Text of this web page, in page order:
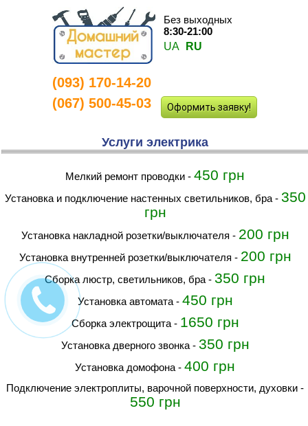
Без выходных
8:30-21:00
UA
RU
(093) 170-14-20
(067) 500-45-03
Оформить заявку!
Услуги электрика
Мелкий ремонт проводки -450 грн
Установка и подключение настенных светильников, бра - 350
грн
Установка накладной розетки/выключателя - 200 грн
Установка внутренней розетки/выключателя - 200 грн
Сборка люстр, светильников, бра -350 грн
Установка автомата - 450 грн
Сборка электрощита - 1650 грн
Установка дверного звонка - 350 грн
Установка домофона -400 грн
Подключение электроплиты, варочной поверхности, духовки -
550 грн